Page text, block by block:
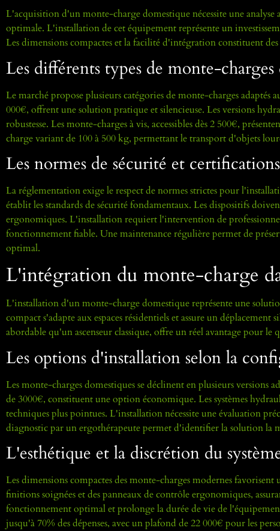
L'acquisition d'un monte-charge domestique nécessite une
optimale. L'installation de cet équipement représente un
Les dimensions compactes et la facilité d'intégration constituent des
Les différents types de monte-charges
Le marché propose plusieurs catégories de monte-charges adaptés
000€, offrent une solution pratique et silencieuse. Les versions
robustesse. Les monte-charges à vis, accessibles dès 2 500€,
charge variant de 100 à 500 kg, permettant le transport d'objets
Les normes de sécurité et
La réglementation exige le respect de normes strictes pour
établit les standards de sécurité fondamentaux. Les dispositifs
ergonomiques. L'installation requiert l'intervention de
fonctionnement fiable. Une maintenance régulière permet de
optimal.
L'intégration du monte-charge
L'installation d'un monte-charge domestique représente une
compact s'adapte aux espaces résidentiels et assure un
abordable qu'un ascenseur classique, offre un réel avantage pour le
Les options d'installation selon la
Les monte-charges domestiques se déclinent en plusieurs versions
de 3000€, constituent une option économique. Les systèmes
techniques plus pointues. L'installation nécessite une évaluation
diagnostic par un ergothérapeute permet d'identifier la solution la
L'esthétique et la discrétion du
Les dimensions compactes des monte-charges modernes
finitions soignées et des panneaux de contrôle ergonomiques,
fonctionnement optimal et prolonge la durée de vie de
jusqu'à 70% des dépenses, avec un plafond de 22 000€ pour les